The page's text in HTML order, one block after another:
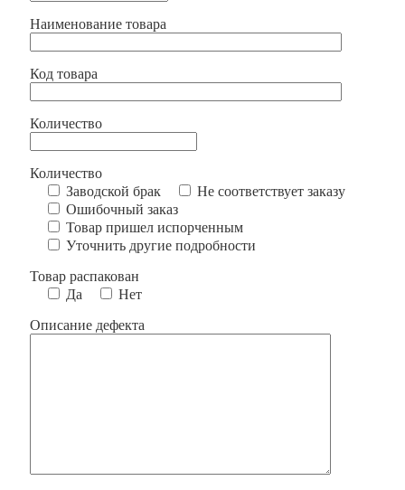
Наименование товара
Код товара
Количество
Количество
Заводской брак
Не соответствует заказу
Ошибочный заказ
Товар пришел испорченным
Уточнить другие подробности
Товар распакован
Да
Нет
Описание дефекта